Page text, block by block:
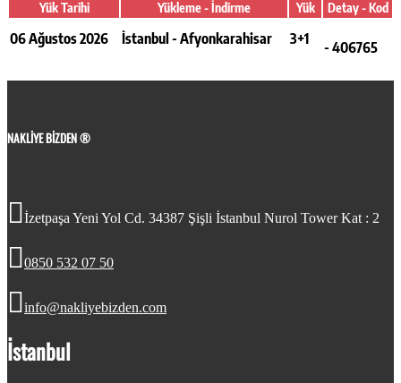
Yük Tarihi Yükleme - İndirme Yük Detay - Kod
06 Ağustos 2026 İstanbul - Afyonkarahisar 3+1
- 406765
NAKLIYE BIZDEN ®
İzetpaşa Yeni Yol Cd. 34387 Şişli İstanbul Nurol Tower Kat : 2
0850 532 07 50
info@nakliyebizden.com
İstanbul